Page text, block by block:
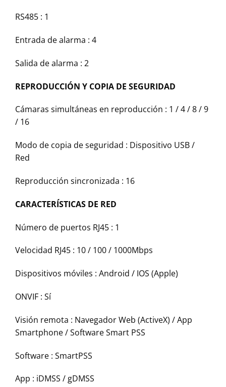
RS485 : 1
Entrada de alarma : 4
Salida de alarma : 2
REPRODUCCIÓN Y COPIA DE SEGURIDAD
Cámaras simultáneas en reproducción : 1 / 4 / 8 / 9
/ 16
Modo de copia de seguridad : Dispositivo USB /
Red
Reproducción sincronizada : 16
CARACTERÍSTICAS DE RED
Número de puertos RJ45 : 1
Velocidad RJ45 : 10 / 100 / 1000Mbps
Dispositivos móviles : Android / IOS (Apple)
ONVIF : Sí
Visión remota : Navegador Web (ActiveX) / App
Smartphone / Software Smart PSS
Software : SmartPSS
App : iDMSS / gDMSS